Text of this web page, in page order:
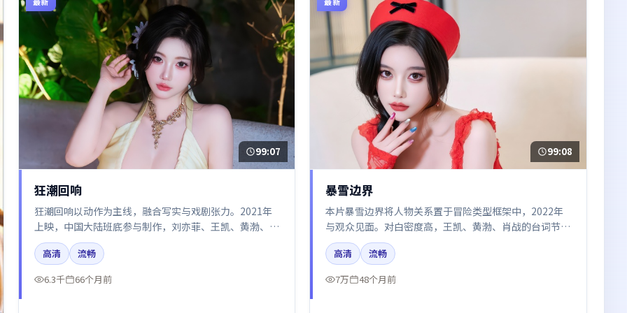
99:07
狂潮回响
狂潮回响以动作为主线，融合写实与戏剧张力。2021年
上映，中国大陆班底参与制作，刘亦菲、王凯、黄渤、张
译在片中呈现细腻表演，影像风格统一，配乐与剪辑强化
了情绪曲线。
高清
流畅
6.3千
66个月前
99:08
暴雪边界
本片暴雪边界将人物关系置于冒险类型框架中，2022年
与观众见面。对白密度高，王凯、黄渤、肖战的台词节奏
值得关注；整体气质偏韩国都市与冷色调摄影。
高清
流畅
7万
48个月前